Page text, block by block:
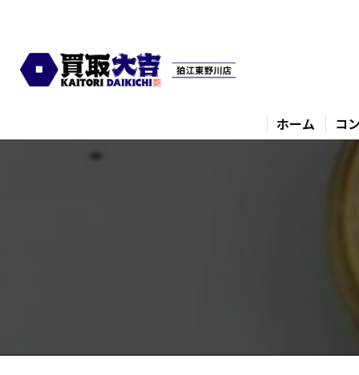
ホーム コ